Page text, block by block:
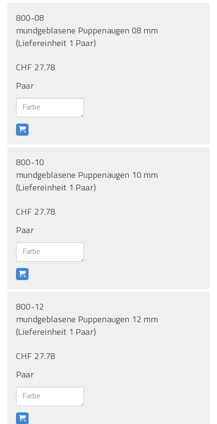
800-08
mundgeblasene Puppenaugen 08 mm
(Liefereinheit 1 Paar)
CHF 27.78
Paar
800-10
mundgeblasene Puppenaugen 10 mm
(Liefereinheit 1 Paar)
CHF 27.78
Paar
800-12
mundgeblasene Puppenaugen 12 mm
(Liefereinheit 1 Paar)
CHF 27.78
Paar